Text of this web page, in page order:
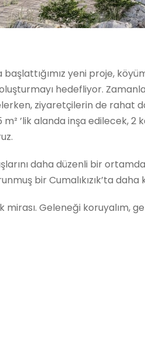
başlattığımız yeni proje,
hedefliyor.
ziyaretçilerin de rahat
’lik alanda inşa edilecek, 2
daha düzenli bir
bir Cumalıkızık’ta
mirası. Geleneği koruyalım,